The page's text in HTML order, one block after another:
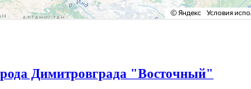
Димитровграда "Восточный"